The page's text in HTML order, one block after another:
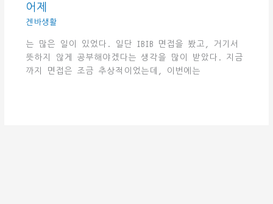
어제
겐바생활
는 많은 일이 있었다. 일단 IBIB 면접을 봤고, 거기서
뜻하지 않게 공부해야겠다는 생각을 많이 받았다. 지금
까지 면접은 조금 추상적이었는데, 이번에는